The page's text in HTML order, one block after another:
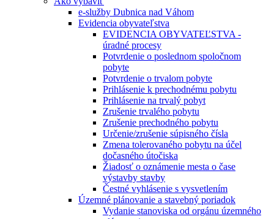
e-služby Dubnica nad Váhom
Evidencia obyvateľstva
EVIDENCIA OBYVATEĽSTVA -
úradné procesy
Potvrdenie o poslednom spoločnom
pobyte
Potvrdenie o trvalom pobyte
Prihlásenie k prechodnému pobytu
Prihlásenie na trvalý pobyt
Zrušenie trvalého pobytu
Zrušenie prechodného pobytu
Určenie/zrušenie súpisného čísla
Zmena tolerovaného pobytu na účel
dočasného útočiska
Žiadosť o oznámenie mesta o čase
výstavby stavby
Čestné vyhlásenie s vysvetlením
Územné plánovanie a stavebný poriadok
Vydanie stanoviska od orgánu územného